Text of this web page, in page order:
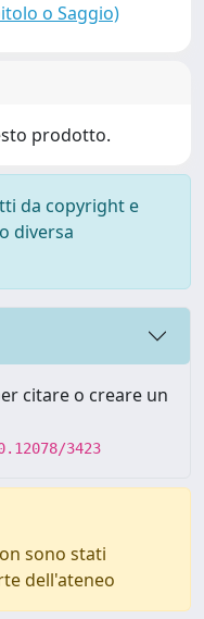
o Saggio)
prodotto.
da copyright e
diversa
citare o creare un
3423
sono stati
dell'ateneo